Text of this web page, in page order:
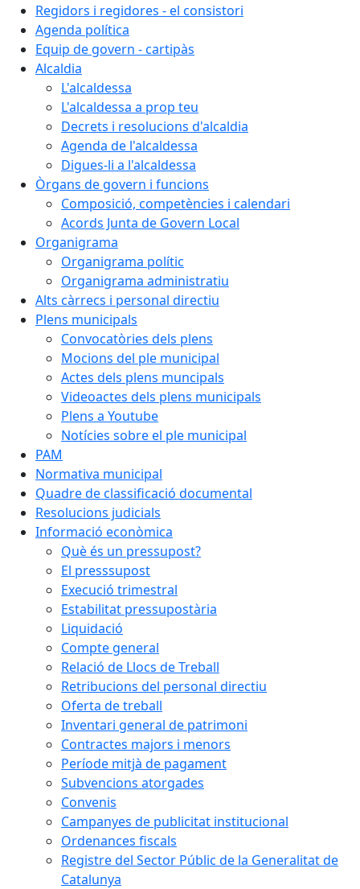
Regidors i regidores - el consistori
Agenda política
Equip de govern - cartipàs
Alcaldia
L'alcaldessa
L'alcaldessa a prop teu
Decrets i resolucions d'alcaldia
Agenda de l'alcaldessa
Digues-li a l'alcaldessa
Òrgans de govern i funcions
Composició, competències i calendari
Acords Junta de Govern Local
Organigrama
Organigrama polític
Organigrama administratiu
Alts càrrecs i personal directiu
Plens municipals
Convocatòries dels plens
Mocions del ple municipal
Actes dels plens muncipals
Videoactes dels plens municipals
Plens a Youtube
Notícies sobre el ple municipal
PAM
Normativa municipal
Quadre de classificació documental
Resolucions judicials
Informació econòmica
Què és un pressupost?
El presssupost
Execució trimestral
Estabilitat pressupostària
Liquidació
Compte general
Relació de Llocs de Treball
Retribucions del personal directiu
Oferta de treball
Inventari general de patrimoni
Contractes majors i menors
Període mitjà de pagament
Subvencions atorgades
Convenis
Campanyes de publicitat institucional
Ordenances fiscals
Registre del Sector Públic de la Generalitat de
Catalunya